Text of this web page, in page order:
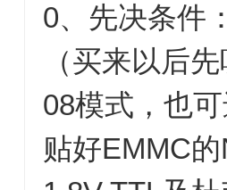
0、先决条件
（买来以后
08模式，也
贴好EMMC